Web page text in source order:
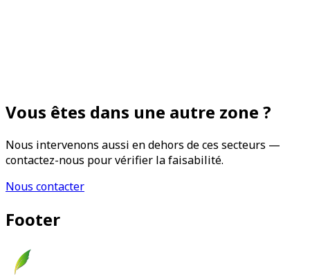
Vous êtes dans une autre zone ?
Nous intervenons aussi en dehors de ces secteurs —
contactez-nous pour vérifier la faisabilité.
Nous contacter
Footer